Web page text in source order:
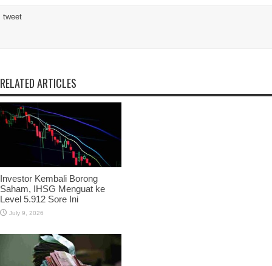
tweet
RELATED ARTICLES
Investor Kembali Borong
Saham, IHSG Menguat ke
Level 5.912 Sore Ini
July 9, 2026